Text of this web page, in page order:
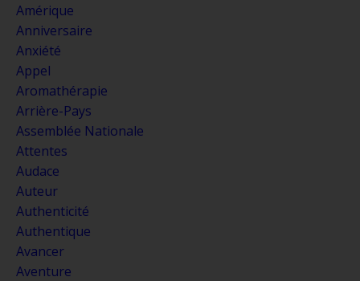
Amérique
Anniversaire
Anxiété
Appel
Aromathérapie
Arrière-Pays
Assemblée Nationale
Attentes
Audace
Auteur
Authenticité
Authentique
Avancer
Aventure